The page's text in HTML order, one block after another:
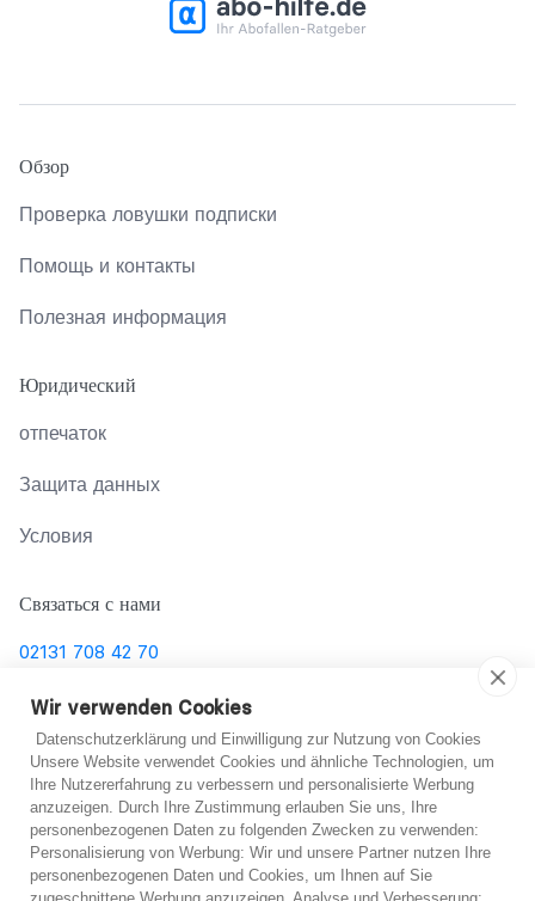
Не уверен?
Обзор
Проверка ловушки подписки
Помощь и контакты
Полезная информация
Юридический
отпечаток
Защита данных
Условия
Связаться с нами
02131 708 42 70
support@abo-hilfe.de
© 2021 abo-hilfe.de
*Примечание: abo-hilfe.de представляет собой
информационный веб-сайт. Потребитель получает
Wir verwenden Cookies
Datenschutzerklärung und Einwilligung zur Nutzung von Cookies
Unsere Website verwendet Cookies und ähnliche Technologien, um
Ihre Nutzererfahrung zu verbessern und personalisierte Werbung
anzuzeigen. Durch Ihre Zustimmung erlauben Sie uns, Ihre
personenbezogenen Daten zu folgenden Zwecken zu verwenden:
Personalisierung von Werbung: Wir und unsere Partner nutzen Ihre
personenbezogenen Daten und Cookies, um Ihnen auf Sie